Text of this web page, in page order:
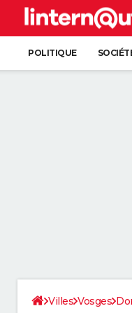
POLITIQUE
Villes Vosges